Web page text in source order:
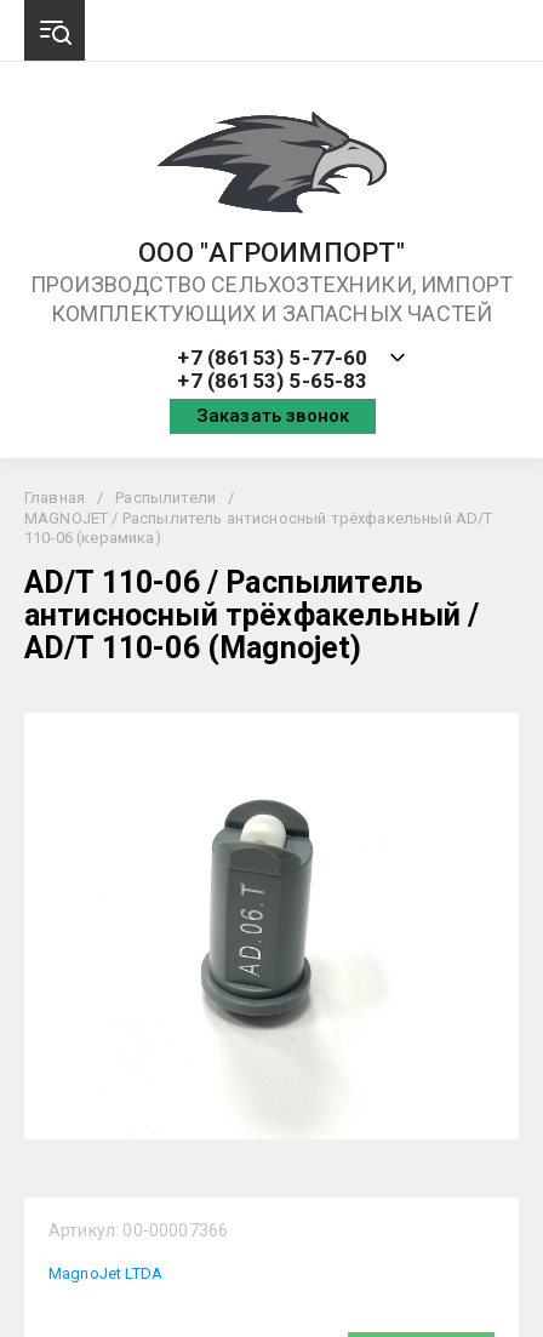
ООО "АГРОИМПОРТ"
ПРОИЗВОДСТВО СЕЛЬХОЗТЕХНИКИ, ИМПОРТ
КОМПЛЕКТУЮЩИХ И ЗАПАСНЫХ ЧАСТЕЙ
+7 (86153) 5-77-60
+7 (86153) 5-65-83
Заказать звонок
Главная / Распылители
/
MAGNOJET / Распылитель антисносный трёхфакельный AD/T
110-06 (керамика)
AD/T 110-06 / Распылитель
антисносный трёхфакельный /
AD/T 110-06 (Magnojet)
Артикул: 00-00007366
MagnoJet LTDA